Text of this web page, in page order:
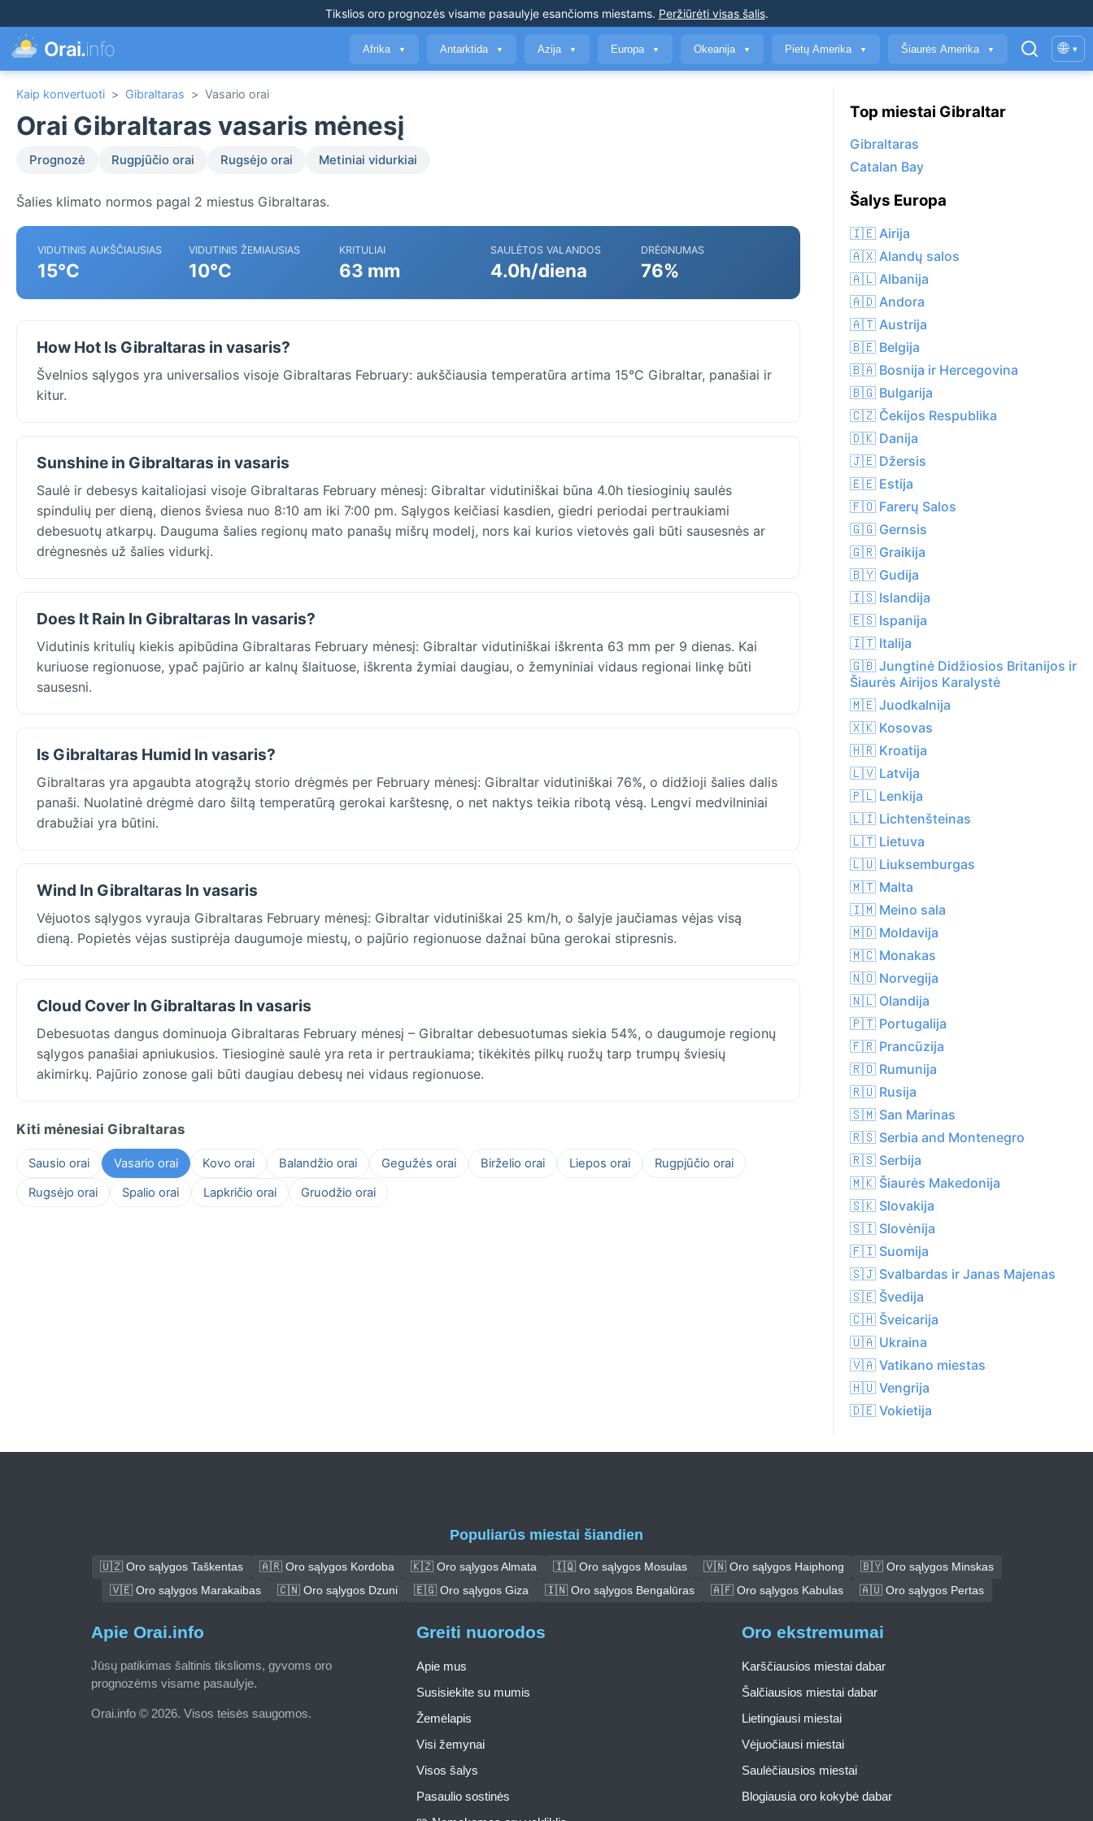
Tikslios oro prognozėsvisame pasaulyje esančioms miestams. Peržiūrėti visas šalis.
Orai.info Afrika ▼ Antarktida ▼ Azija ▼ Europa ▼ Okeanija ▼ Pietų Amerika ▼ Šiaurės Amerika ▼ 🌐 ▾
Kaip konvertuoti > Gibraltaras > Vasario orai
Orai Gibraltaras vasaris mėnesį
Prognozė Rugpjūčio orai Rugsėjo orai Metiniai vidurkiai
Šalies klimato normos pagal 2 miestus Gibraltaras.
VIDUTINIS AUKŠČIAUSIAS
15°C
VIDUTINIS ŽEMIAUSIAS
10°C
KRITULIAI
63 mm
SAULĖTOS VALANDOS
4.0h/diena
DRĖGNUMAS
76%
How Hot Is Gibraltaras in vasaris?
Švelnios sąlygos yra universalios visoje Gibraltaras February: aukščiausia temperatūra artima 15°C Gibraltar, panašiai ir
kitur.
Sunshine in Gibraltaras in vasaris
Saulė ir debesys kaitaliojasi visoje Gibraltaras February mėnesį: Gibraltar vidutiniškai būna 4.0h tiesioginių saulės
spindulių per dieną, dienos šviesa nuo 8:10 am iki 7:00 pm. Sąlygos keičiasi kasdien, giedri periodai pertraukiami
debesuotų atkarpų. Dauguma šalies regionų mato panašų mišrų modelį, nors kai kurios vietovės gali būti sausesnės ar
drėgnesnės už šalies vidurkį.
Does It Rain In Gibraltaras In vasaris?
Vidutinis kritulių kiekis apibūdina Gibraltaras February mėnesį: Gibraltar vidutiniškai iškrenta 63 mm per 9 dienas. Kai
kuriuose regionuose, ypač pajūrio ar kalnų šlaituose, iškrenta žymiai daugiau, o žemyniniai vidaus regionai linkę būti
sausesni.
Is Gibraltaras Humid In vasaris?
Gibraltaras yra apgaubta atogrąžų storio drėgmės per February mėnesį: Gibraltar vidutiniškai 76%, o didžioji šalies dalis
panaši. Nuolatinė drėgmė daro šiltą temperatūrą gerokai karštesnę, o net naktys teikia ribotą vėsą. Lengvi medvilniniai
drabužiai yra būtini.
Wind In Gibraltaras In vasaris
Vėjuotos sąlygos vyrauja Gibraltaras February mėnesį: Gibraltar vidutiniškai 25 km/h, o šalyje jaučiamas vėjas visą
dieną. Popietės vėjas sustiprėja daugumoje miestų, o pajūrio regionuose dažnai būna gerokai stipresnis.
Cloud Cover In Gibraltaras In vasaris
Debesuotas dangus dominuoja Gibraltaras February mėnesį – Gibraltar debesuotumas siekia 54%, o daugumoje regionų
sąlygos panašiai apniukusios. Tiesioginė saulė yra reta ir pertraukiama; tikėkitės pilkų ruožų tarp trumpų šviesių
akimirkų. Pajūrio zonose gali būti daugiau debesų nei vidaus regionuose.
Kiti mėnesiai Gibraltaras
Sausio orai Vasario orai Kovo orai Balandžio orai Gegužės orai Birželio orai Liepos orai
Rugpjūčio orai
Rugsėjo orai
Spalio orai Lapkričio orai Gruodžio orai
Top miestai Gibraltar
Gibraltaras
Catalan Bay
Šalys Europa
🇮🇪 Airija
🇦🇽 Alandų salos
🇦🇱 Albanija
🇦🇩 Andora
🇦🇹 Austrija
🇧🇪 Belgija
🇧🇦 Bosnija ir Hercegovina
🇧🇬 Bulgarija
🇨🇿 Čekijos Respublika
🇩🇰 Danija
🇯🇪 Džersis
🇪🇪 Estija
🇫🇴 Farerų Salos
🇬🇬 Gernsis
🇬🇷 Graikija
🇧🇾 Gudija
🇮🇸 Islandija
🇪🇸 Ispanija
🇮🇹 Italija
🇬🇧 Jungtinė Didžiosios Britanijos ir
Šiaurės Airijos Karalystė
🇲🇪 Juodkalnija
🇽🇰 Kosovas
🇭🇷 Kroatija
🇱🇻 Latvija
🇵🇱 Lenkija
🇱🇮 Lichtenšteinas
🇱🇹 Lietuva
🇱🇺 Liuksemburgas
🇲🇹 Malta
🇮🇲 Meino sala
🇲🇩 Moldavija
🇲🇨 Monakas
🇳🇴 Norvegija
🇳🇱 Olandija
🇵🇹 Portugalija
🇫🇷 Prancūzija
🇷🇴 Rumunija
🇷🇺 Rusija
🇸🇲 San Marinas
🇷🇸 Serbia and Montenegro
🇷🇸 Serbija
🇲🇰 Šiaurės Makedonija
🇸🇰 Slovakija
🇸🇮 Slovėnija
🇫🇮 Suomija
🇸🇯 Svalbardas ir Janas Majenas
🇸🇪 Švedija
🇨🇭 Šveicarija
🇺🇦 Ukraina
🇻🇦 Vatikano miestas
🇭🇺 Vengrija
🇩🇪 Vokietija
Populiarūs miestai šiandien
🇺🇿 Oro sąlygos Taškentas 🇦🇷 Oro sąlygos Kordoba 🇰🇿 Oro sąlygos Almata 🇮🇶 Oro sąlygos Mosulas 🇻🇳 Oro sąlygos Haiphong
🇧🇾 Oro sąlygos Minskas
🇻🇪 Oro sąlygos Marakaibas
🇨🇳 Oro sąlygos Dzuni 🇪🇬 Oro sąlygos Giza 🇮🇳 Oro sąlygos Bengalūras 🇦🇫 Oro sąlygos Kabulas 🇦🇺 Oro sąlygos Pertas
Apie Orai.info
Jūsų patikimas šaltinis tikslioms, gyvoms oro
prognozėms visame pasaulyje.
Orai.info © 2026. Visos teisės saugomos.
Greiti nuorodos
Apie mus
Susisiekite su mumis
Žemėlapis
Visi žemynai
Visos šalys
Pasaulio sostinės
Oro ekstremumai
Karščiausios miestai dabar
Šalčiausios miestai dabar
Lietingiausi miestai
Vėjuočiausi miestai
Saulėčiausios miestai
Blogiausia oro kokybė dabar